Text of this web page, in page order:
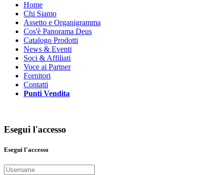
Home
Chi Siamo
Assetto e Organigramma
Cos'è Panorama Deus
Catalogo Prodotti
News & Eventi
Soci & Affiliati
Voce ai Partner
Fornitori
Contatti
Punti Vendita
Esegui l'accesso
Esegui l'accesso